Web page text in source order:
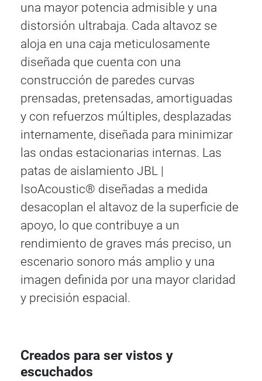
una mayor potencia admisible y una
distorsión ultrabaja. Cada altavoz se
aloja en una caja meticulosamente
diseñada que cuenta con una
construcción de paredes curvas
prensadas, pretensadas, amortiguadas
y con refuerzos múltiples, desplazadas
internamente, diseñada para minimizar
las ondas estacionarias internas. Las
patas de aislamiento JBL |
IsoAcoustic® diseñadas a medida
desacoplan el altavoz de la superficie de
apoyo, lo que contribuye a un
rendimiento de graves más preciso, un
escenario sonoro más amplio y una
imagen definida por una mayor claridad
y precisión espacial.
Creados para ser vistos y
escuchados